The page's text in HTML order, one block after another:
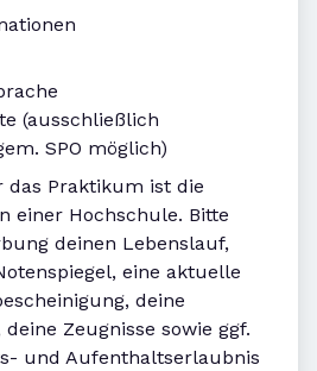
(ausschließlich
SPO möglich)
das Praktikum ist die
einer Hochschule. Bitte
deinen Lebenslauf,
eine aktuelle
deine
Zeugnisse sowie ggf.
und Aufenthaltserlaubnis